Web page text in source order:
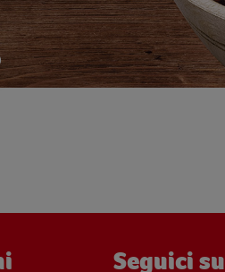
Seguici su